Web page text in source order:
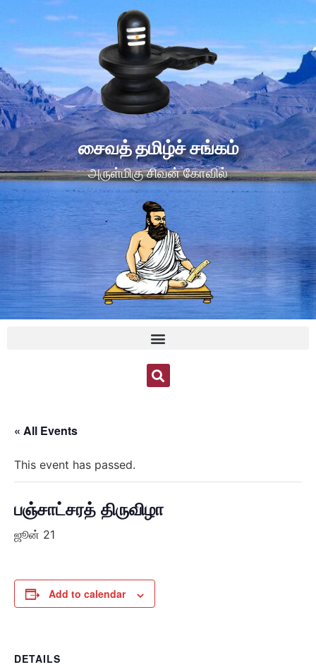
சைவத் தமிழ்ச் சங்கம்
அருள்மிகு சிவன் கோவில்
« All Events
This event has passed.
பஞ்சாட்சரத் திருவிழா
ஜூன் 21
Add to calendar
DETAILS